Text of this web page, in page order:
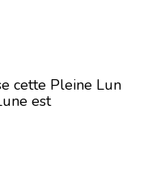
cette Pleine Lun
est